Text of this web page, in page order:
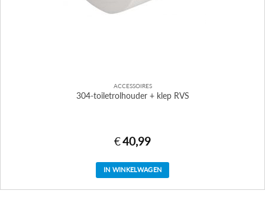
ACCESSOIRES
304-toiletrolhouder + klep RVS
€40,99
IN WINKELWAGEN